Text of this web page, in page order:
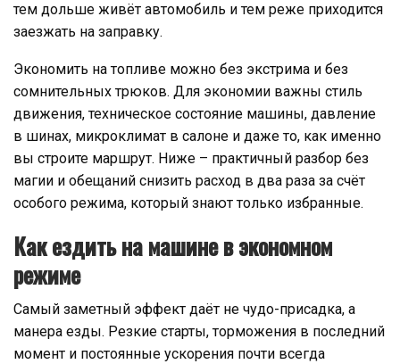
тем дольше живёт автомобиль и тем реже приходится
заезжать на заправку.
Экономить на топливе можно без экстрима и без
сомнительных трюков. Для экономии важны стиль
движения, техническое состояние машины, давление
в шинах, микроклимат в салоне и даже то, как именно
вы строите маршрут. Ниже – практичный разбор без
магии и обещаний снизить расход в два раза за счёт
особого режима, который знают только избранные.
Как ездить на машине в экономном
режиме
Самый заметный эффект даёт не чудо-присадка, а
манера езды. Резкие старты, торможения в последний
момент и постоянные ускорения почти всегда